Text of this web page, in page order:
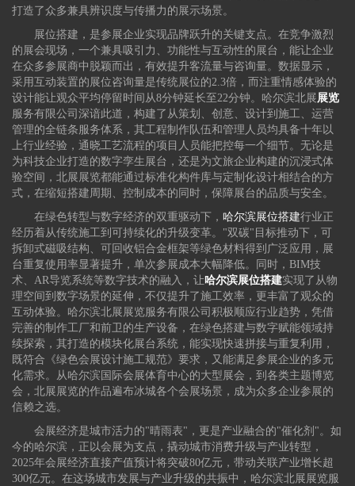
打造了众多兼具辨识度与传播力的展示场景。
展位搭建，是参展企业实现品牌跃升的关键支点。在竞争激烈
的展会现场，一个兼具吸引力、功能性与互动性的展台，能让企业
在众多参展商中脱颖而出，有效提升客流量与咨询量。数据显示，
采用互动装置的展位咨询量是传统展位的2.3倍，而注重情感体验的
设计能让观众平均停留时间从8分钟延长至22分钟。哈尔滨北展展览
服务有限公司深谙此道，构建了从策划、创意、设计到施工、运营
管理的全链条服务体系，其工程制作队伍和管理人员均具备十年以
上行业经验，通晓工艺流程的项目人员能把控每一个细节。无论是
为科技企业打造的数字孪生展台，还是为文旅企业构建的沉浸式体
验空间，北展展览都能通过标准化构件库与定制化设计相结合的方
式，在缩短搭建周期、控制成本的同时，保障展台的品质与安全。
在绿色转型与数字经济的双重驱动下， 哈尔滨展位搭建行业正
经历着从传统施工到可持续化的升级变革。"双碳"目标推动下，可
拆卸式磁吸结构、可回收铝合金框架等绿色材料得到广泛应用，展
台重复使用率显著提升，单次参展成本大幅降低。同时，BIM技
术、AR导览系统等数字技术的融入，让哈尔滨展位搭建实现了从物
理空间到数字场景的延伸，不仅提升了施工效率，更丰富了观众的
互动体验。哈尔滨北展展览服务有限公司积极顺应行业趋势，凭借
完善的制作工厂和前卫的生产设备，在绿色搭建与数字赋能领域持
续探索，其打造的模块化展台系统，能实现快速拼接与重复利用，
既符合《绿色会展设计施工规范》要求，又能满足参展企业的多元
化需求。从哈尔滨国际会展体育中心的大型展会，到各类主题博览
会，北展展览的作品遍布冰城各个会展场景，成为众多企业参展的
信赖之选。
会展经济是城市活力的"晴雨表"，更是产业融合的"催化剂"。如
今的哈尔滨，正以会展为支点，撬动城市消费升级与产业转型，
2025年会展经济直接产值预计将突破80亿元，带动关联产业增长超
300亿元。在这场城市发展与产业升级的共振中，哈尔滨北展展览服